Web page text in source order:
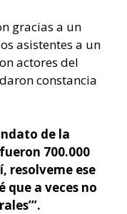
gracias a un
asistentes a un
actores del
constancia
de la
700.000
resolveme ese
que a veces no